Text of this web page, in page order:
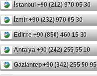
İstanbul +90 (212) 970 05 30
İzmir +90 (232) 970 05 30
Edirne +90 (850) 460 15 30
Antalya +90 (242) 255 55 10
Gaziantep +90 (342) 255 50 95